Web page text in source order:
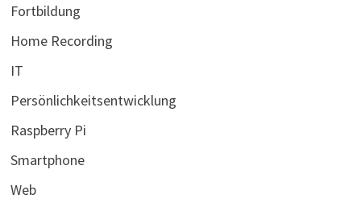
Fortbildung
Home Recording
IT
Persönlichkeitsentwicklung
Raspberry Pi
Smartphone
Web